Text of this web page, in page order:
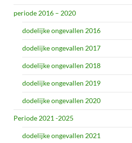
periode 2016 – 2020
dodelijke ongevallen 2016
dodelijke ongevallen 2017
dodelijke ongevallen 2018
dodelijke ongevallen 2019
dodelijke ongevallen 2020
Periode 2021 -2025
dodelijke ongevallen 2021